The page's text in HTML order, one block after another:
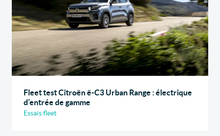
Fleet test Citroën ë-C3 Urban Range : électrique
d’entrée de gamme
Essais fleet